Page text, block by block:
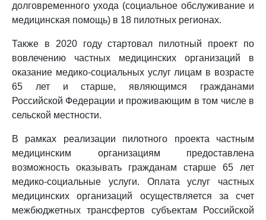
долговременного ухода (социальное обслуживание и
медицинская помощь) в 18 пилотных регионах.
Также в 2020 году стартовал пилотный проект по
вовлечению частных медицинских организаций в
оказание медико-социальных услуг лицам в возрасте
65 лет и старше, являющимся гражданами
Российской Федерации и проживающим в том числе в
сельской местности.
В рамках реализации пилотного проекта частным
медицинским организациям предоставлена
возможность оказывать гражданам старше 65 лет
медико-социальные услуги. Оплата услуг частных
медицинских организаций осуществляется за счет
межбюджетных трансфертов субъектам Российской